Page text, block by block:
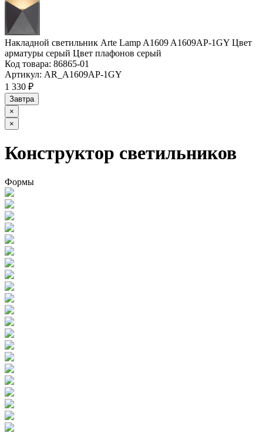
Накладной светильник Arte Lamp A1609 A1609AP-1GY Цвет
арматуры серый Цвет плафонов серый
Код товара: 86865-01
Артикул: AR_A1609AP-1GY
1 330 ₽
Завтра
×
×
Конструктор светильников
Формы